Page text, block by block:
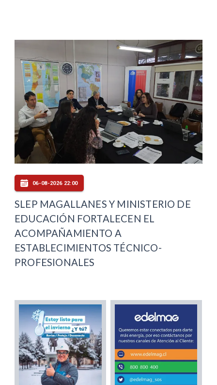
06-08-2026 22:00
SLEP MAGALLANES Y MINISTERIO DE
EDUCACIÓN FORTALECEN EL
ACOMPAÑAMIENTO A
ESTABLECIMIENTOS TÉCNICO-
PROFESIONALES